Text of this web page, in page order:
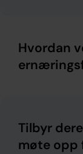
Hvordan
Tilbyr
møte opp